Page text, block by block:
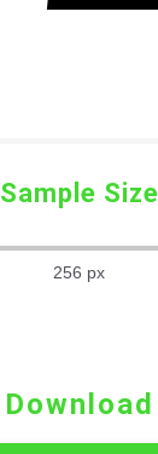
Sample Size
256 px
Download